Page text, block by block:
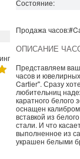
Состояние:
Продажа часов:
ОПИСАНИЕ
Представляем
часов и
Cartier". Сразу
любительниц
каратного
оснащен
вставкой из
стали. И что
выполненное из
украшен белыми